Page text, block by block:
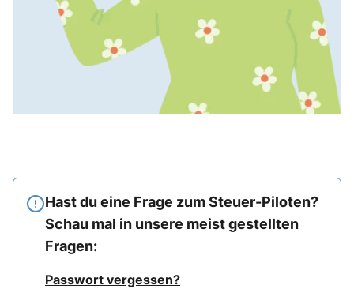
Hast du eine Frage zum Steuer-Piloten?
Schau mal in unsere meist gestellten
Fragen:
Passwort vergessen?